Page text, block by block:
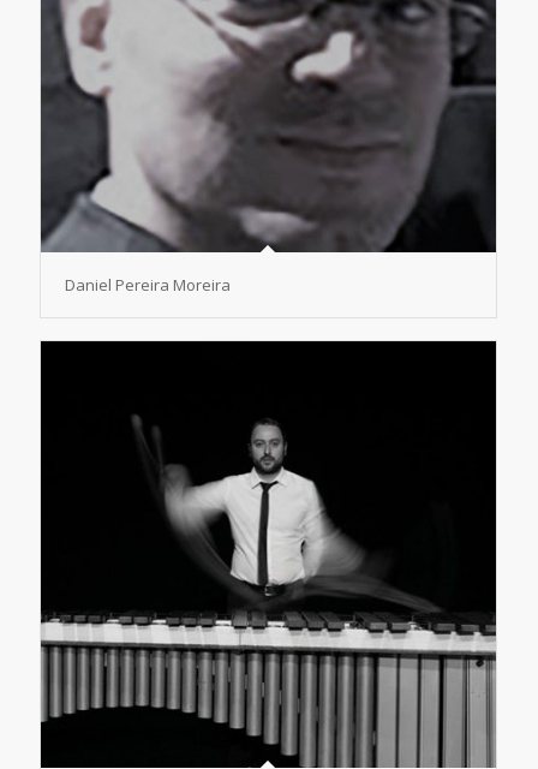
Daniel Pereira Moreira